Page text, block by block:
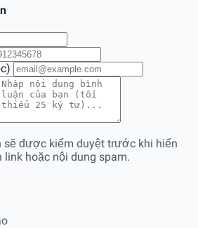
sẽ được kiểm duyệt trước khi hiển
hoặc nội dung spam.